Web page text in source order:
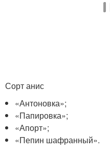
Сорт анис
«Антоновка»;
«Папировка»;
«Апорт»;
«Пепин шафранный».